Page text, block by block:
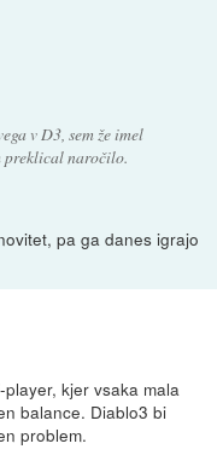
v D3, sem že imel
preklical naročilo.
pa ga danes igrajo
kjer vsaka mala
balance. Diablo3 bi
problem.